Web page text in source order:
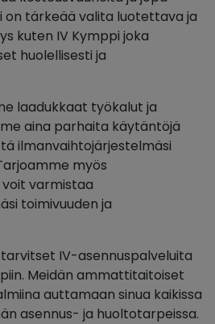
on tärkeää valita luotettava ja
kuten IV Kymppi joka
huolellisesti ja
laadukkaat työkalut ja
aina parhaita käytäntöjä
ilmanvaihtojärjestelmäsi
myös
varmistaa
toimivuuden ja
IV-asennuspalveluita
Meidän ammattitaitoiset
auttamaan sinua kaikissa
asennus- ja huoltotarpeissa.